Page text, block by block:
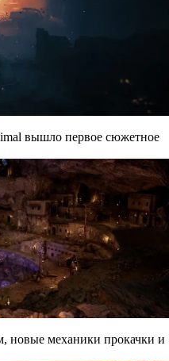
вышло первое сюжетное
новые механики прокачки и